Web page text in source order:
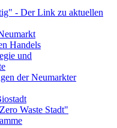
- Der Link zu aktuellen
Handels
und
der Neumarkter
Waste Stadt"